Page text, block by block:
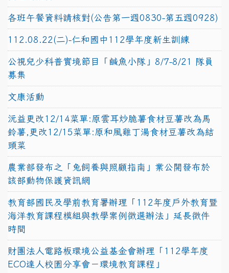
各班午餐資料請核對(公告第一週0830-第五週0928)
112.08.22(二)-仁和國中112學年度新生訓練
公視兒少科普實境節目「鹹魚小隊」8/7-8/21 隊員
募集
文康活動
沅益更改12/14菜單:原雲耳炒脆薯食材豆薯改為馬
鈴薯,更改12/15菜單:原和風雞丁湯食材豆薯改為結
頭菜
農業部發布之「兔飼養與照顧指南」業公開發布於
該部動物保護資訊網
教育部國民及學前教育署辦理「112年度戶外教育暨
海洋教育課程模組與教學案例徵選辦法」延長徵件
時間
財團法人電路板環境公益基金會辦理「112學年度
ECO達人校園分享會－環境教育課程」